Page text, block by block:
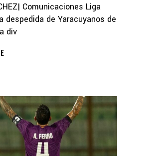
Comunicaciones Liga
despedida de Yaracuyanos de
div